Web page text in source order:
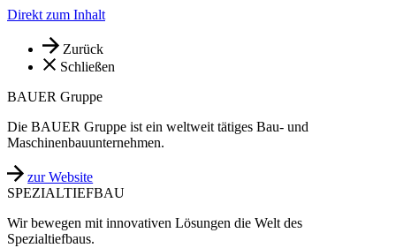
Direkt zum Inhalt
Zurück
Schließen
BAUER Gruppe
Die BAUER Gruppe ist ein weltweit tätiges Bau- und
Maschinenbauunternehmen.
zur Website
SPEZIALTIEFBAU
Wir bewegen mit innovativen Lösungen die Welt des
Spezialtiefbaus.